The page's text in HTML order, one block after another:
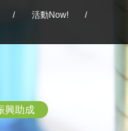
/ 活動Now!
/
興助成